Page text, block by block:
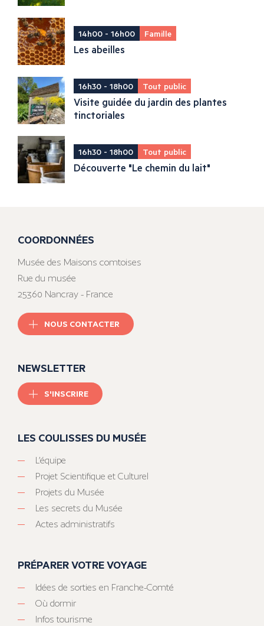
14h00 - 16h00 Famille
Les abeilles
16h30 - 18h00 Tout public
Visite guidée du jardin des plantes
tinctoriales
16h30 - 18h00 Tout public
Découverte "Le chemin du lait"
COORDONNÉES
Musée des Maisons comtoises
Rue du musée
25360 Nancray - France
NOUS CONTACTER
NEWSLETTER
S'INSCRIRE
LES COULISSES DU MUSÉE
L’équipe
Projet Scientifique et Culturel
Projets du Musée
Les secrets du Musée
Actes administratifs
PRÉPARER VOTRE VOYAGE
Idées de sorties en Franche-Comté
Où dormir
Infos tourisme